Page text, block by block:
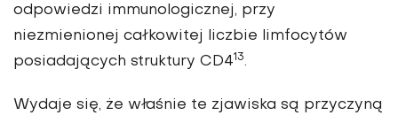
odpowiedzi immunologicznej, przy
niezmienionej całkowitej liczbie limfocytów
posiadających struktury CD413.
Wydaje się, że właśnie te zjawiska są przyczyną